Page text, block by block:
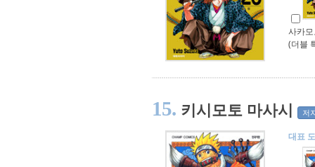
사카
(더블
15. 키시모토 마사시 저
대표